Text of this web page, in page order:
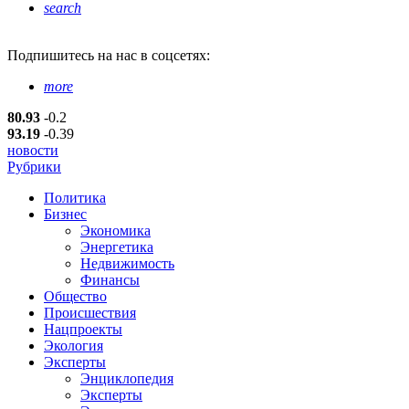
search
Подпишитесь на нас в соцсетях:
more
80.93 -0.2
93.19 -0.39
новости
Рубрики
Политика
Бизнес
Экономика
Энергетика
Недвижимость
Финансы
Общество
Происшествия
Нацпроекты
Экология
Эксперты
Энциклопедия
Эксперты